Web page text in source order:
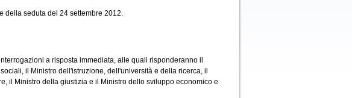
della seduta del 24 settembre 2012.
a risposta immediata, alle quali risponderanno il
il Ministro dell'istruzione, dell'università e della ricerca, il
il Ministro della giustizia e il Ministro dello sviluppo economico e